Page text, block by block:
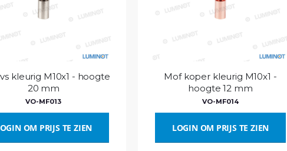
kleurig M10x1 - hoogte
20 mm
VO-MF013
OM PRIJS TE ZIEN
Mof koper kleurig M10x1 -
hoogte 12 mm
VO-MF014
LOGIN OM PRIJS TE ZIEN